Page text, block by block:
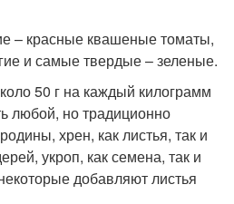
– красные квашеные томаты,
и самые твердые – зеленые.
50 г на каждый килограмм
любой, но традиционно
хрен, как листья, так и
укроп, как семена, так и
добавляют листья